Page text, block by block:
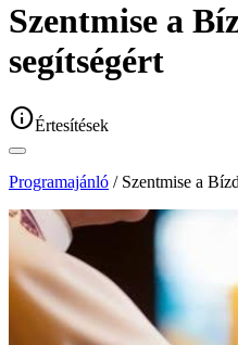
Szentmise a
segítségért
infoÉrtesítések
Programajánló / Szentmise a